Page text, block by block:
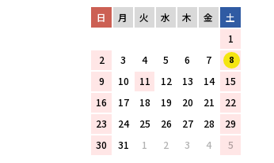
日 月 火 水 木 金
土
1
2
3 4 5 6 7 8
9 10 11 12 13 14
15
16
17 18 19 20 21
22
23
24 25 26 27 28
29
30
31 1 2 3 4 5